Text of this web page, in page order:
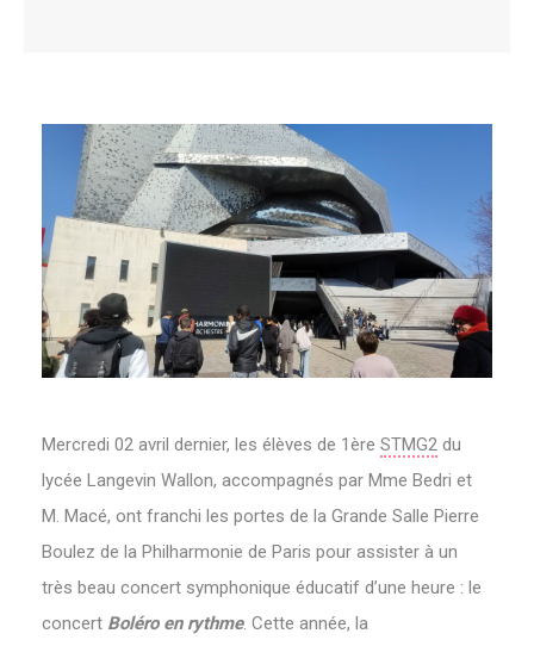
M‌ercredi 02 avril dernier, les élèves de 1ère STMG2 du
lycée Langevin Wallon, accompagnés par Mme Bedri et
M. Macé, ont franchi les portes de la Grande Salle Pierre
Boulez de la Philharmonie de Paris pour assister à un
très beau concert symphonique éducatif d’une heure : le
concert Boléro en rythme. Cette année, la